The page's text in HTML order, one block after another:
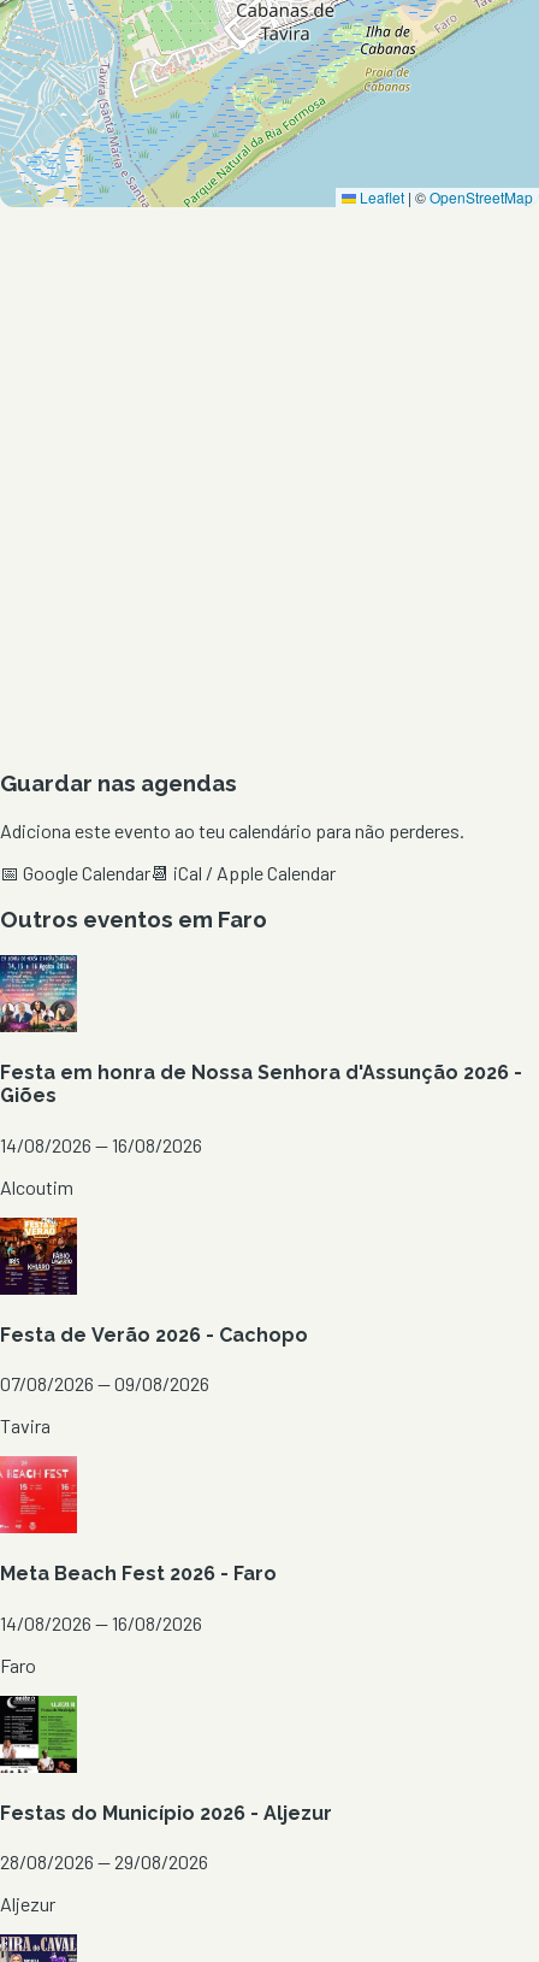
Leaflet | ©OpenStreetMap
Guardar nas agendas
Adiciona este evento ao teu calendário para não perderes.
📅 Google Calendar📆 iCal / Apple Calendar
Outros eventos em Faro
Festa em honra de Nossa Senhora d'Assunção 2026 -
Giões
14/08/2026 — 16/08/2026
Alcoutim
Festa de Verão 2026 - Cachopo
07/08/2026 — 09/08/2026
Tavira
Meta Beach Fest 2026 - Faro
14/08/2026 — 16/08/2026
Faro
Festas do Município 2026 - Aljezur
28/08/2026 — 29/08/2026
Aljezur